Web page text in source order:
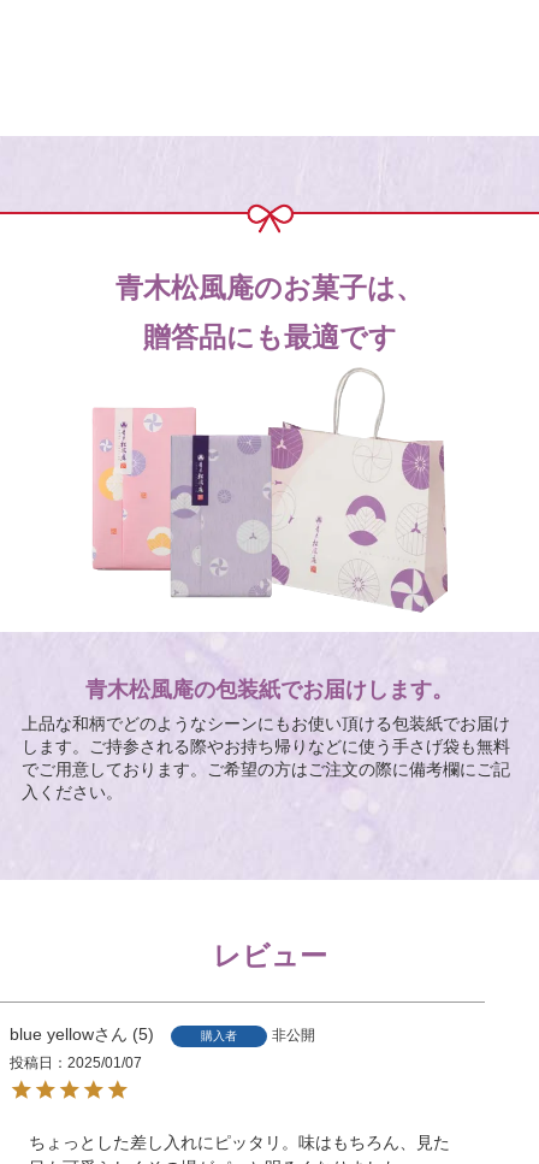
青木松風庵のお菓子は、
贈答品にも最適です
青木松風庵の包装紙でお届けします。
上品な和柄でどのようなシーンにもお使い頂ける包装紙でお届け
します。ご持参される際やお持ち帰りなどに使う手さげ袋も無料
でご用意しております。ご希望の方はご注文の際に備考欄にご記
入ください。
レビュー
blue yellow 5 購入者
非公開
投稿日
2025/01/07
ちょっとした差し入れにピッタリ。味はもちろん、見た